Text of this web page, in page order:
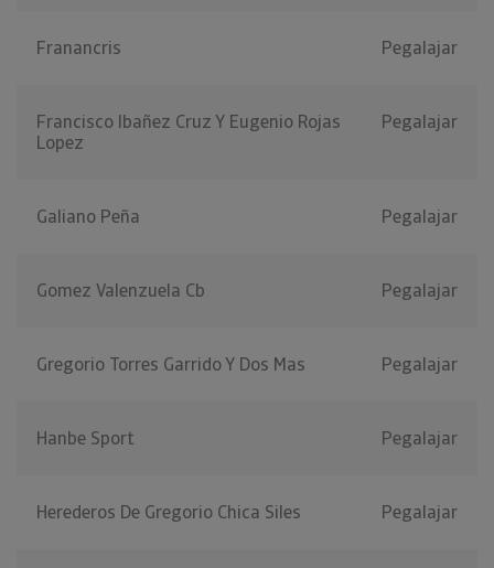
Franancris Pegalajar
Francisco Ibañez Cruz Y Eugenio Rojas
Lopez
Pegalajar
Galiano Peña Pegalajar
Gomez Valenzuela Cb Pegalajar
Gregorio Torres Garrido Y Dos Mas Pegalajar
Hanbe Sport Pegalajar
Herederos De Gregorio Chica Siles Pegalajar